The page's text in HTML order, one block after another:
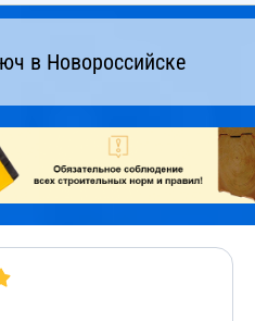
в Новороссийске